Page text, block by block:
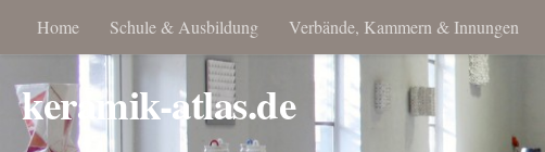
Home Schule & Ausbildung Verbände, Kammern & Innungen
keramik-atlas.de